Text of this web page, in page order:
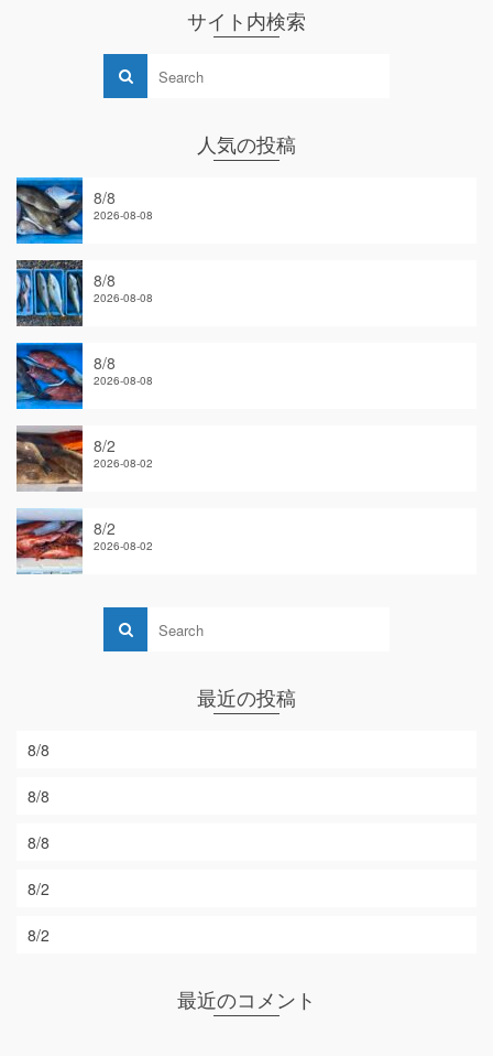
サイト内検索
人気の投稿
8/8
2026-08-08
8/8
2026-08-08
8/8
2026-08-08
8/2
2026-08-02
8/2
2026-08-02
最近の投稿
8/8
8/8
8/8
8/2
8/2
最近のコメント